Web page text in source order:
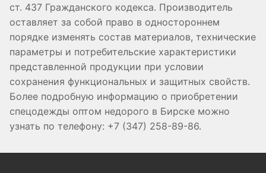
ст. 437 Гражданского кодекса. Производитель
оставляет за собой право в одностороннем
порядке изменять состав материалов, технические
параметры и потребительские характеристики
представленной продукции при условии
сохранения функциональных и защитных свойств.
Более подробную информацию о приобретении
спецодежды оптом недорого в Бирске можно
узнать по телефону: +7 (347) 258-89-86.